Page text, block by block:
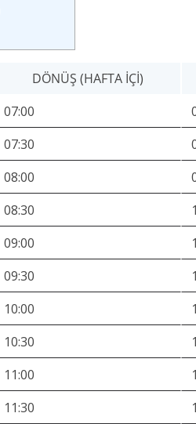
DÖNÜŞ (HAFTA İÇI)
07:00
07:30
08:00
08:30
09:00
09:30
10:00
10:30
11:00
11:30